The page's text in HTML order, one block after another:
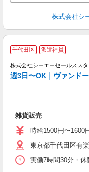
株式会社シ
千代田区 派遣社員
株式会社シーエーセールスス
週3日〜OK｜ヴァンド
雑貨販売
時給1500円〜
東京都千代田区有
実働7時間30分・